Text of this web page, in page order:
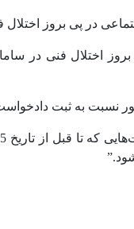
در پی بروز
اختلال فنی در
نسبت به ثبت